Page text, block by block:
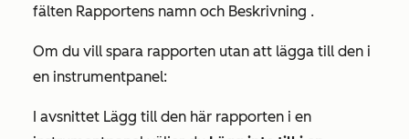
fälten Rapportens namn och Beskrivning .
Om du vill spara rapporten utan att lägga till den i
en instrumentpanel:
I avsnittet Lägg till den här rapporten i en